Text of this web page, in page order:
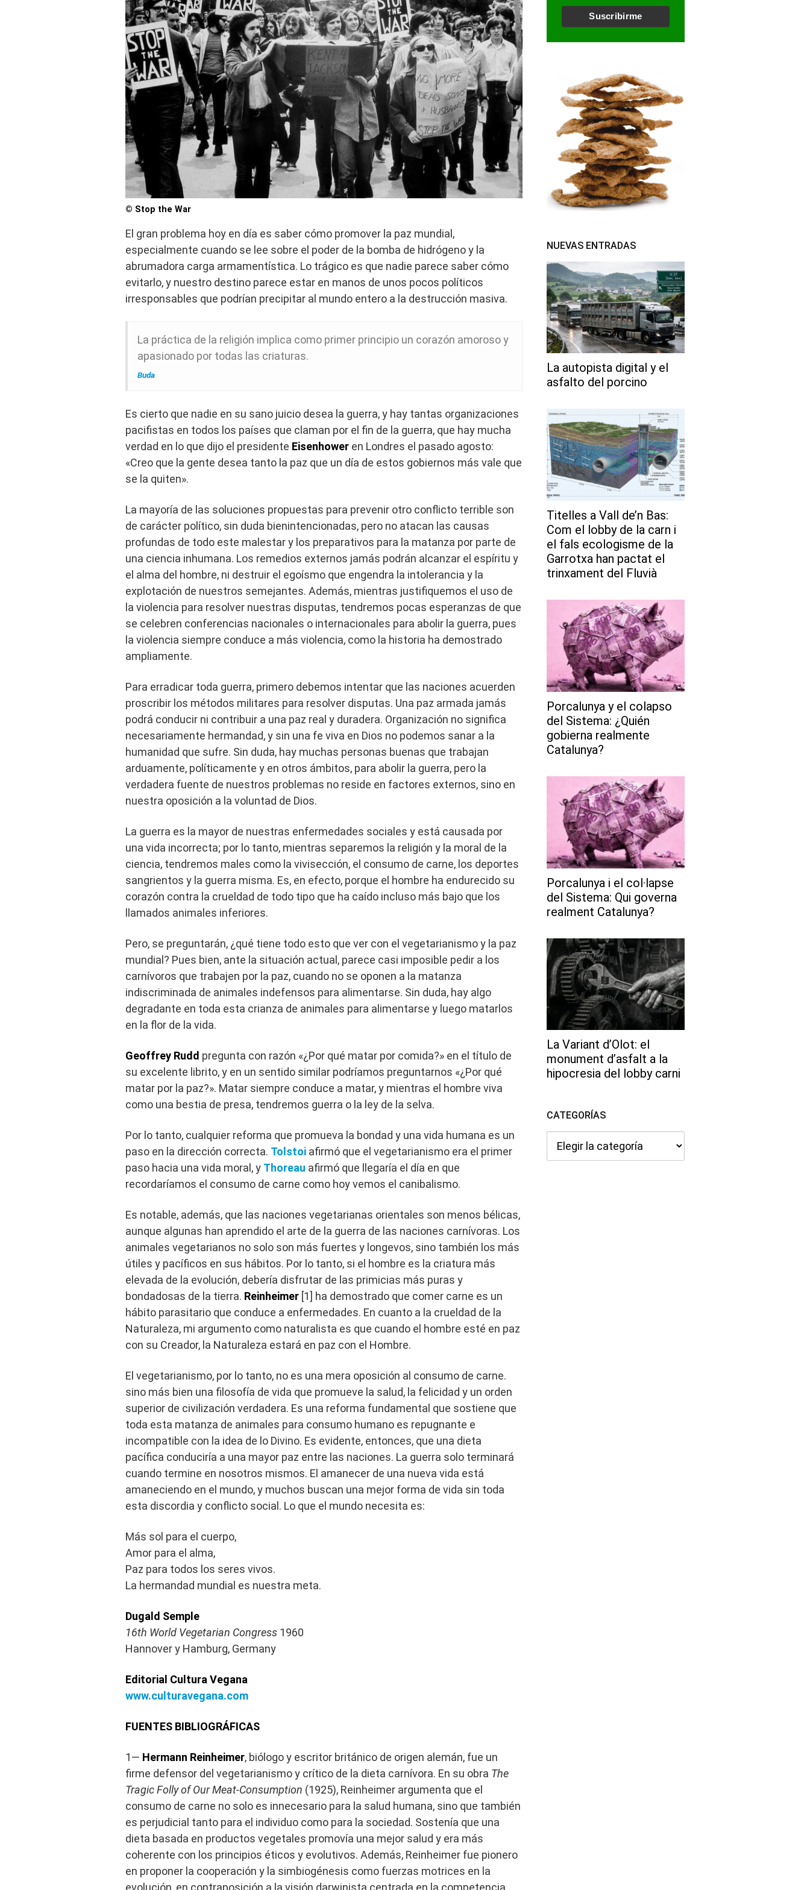
© Stop the War
El gran problema hoy en día es saber cómo promover la paz mundial,
especialmente cuando se lee sobre el poder de la bomba de hidrógeno y la
abrumadora carga armamentística. Lo trágico es que nadie parece saber cómo
evitarlo, y nuestro destino parece estar en manos de unos pocos políticos
irresponsables que podrían precipitar al mundo entero a la destrucción masiva.
La práctica de la religión implica como primer principio un corazón amoroso y
apasionado por todas las criaturas.
Buda
Es cierto que nadie en su sano juicio desea la guerra, y hay tantas organizaciones
pacifistas en todos los países que claman por el fin de la guerra, que hay mucha
verdad en lo que dijo el presidente Eisenhower en Londres el pasado agosto:
«Creo que la gente desea tanto la paz que un día de estos gobiernos más vale que
se la quiten».
La mayoría de las soluciones propuestas para prevenir otro conflicto terrible son
de carácter político, sin duda bienintencionadas, pero no atacan las causas
profundas de todo este malestar y los preparativos para la matanza por parte de
una ciencia inhumana. Los remedios externos jamás podrán alcanzar el espíritu y
el alma del hombre, ni destruir el egoísmo que engendra la intolerancia y la
explotación de nuestros semejantes. Además, mientras justifiquemos el uso de
la violencia para resolver nuestras disputas, tendremos pocas esperanzas de que
se celebren conferencias nacionales o internacionales para abolir la guerra, pues
la violencia siempre conduce a más violencia, como la historia ha demostrado
ampliamente.
Para erradicar toda guerra, primero debemos intentar que las naciones acuerden
proscribir los métodos militares para resolver disputas. Una paz armada jamás
podrá conducir ni contribuir a una paz real y duradera. Organización no significa
necesariamente hermandad, y sin una fe viva en Dios no podemos sanar a la
humanidad que sufre. Sin duda, hay muchas personas buenas que trabajan
arduamente, políticamente y en otros ámbitos, para abolir la guerra, pero la
verdadera fuente de nuestros problemas no reside en factores externos, sino en
nuestra oposición a la voluntad de Dios.
La guerra es la mayor de nuestras enfermedades sociales y está causada por
una vida incorrecta; por lo tanto, mientras separemos la religión y la moral de la
ciencia, tendremos males como la vivisección, el consumo de carne, los deportes
sangrientos y la guerra misma. Es, en efecto, porque el hombre ha endurecido su
corazón contra la crueldad de todo tipo que ha caído incluso más bajo que los
llamados animales inferiores.
Pero, se preguntarán, ¿qué tiene todo esto que ver con el vegetarianismo y la paz
mundial? Pues bien, ante la situación actual, parece casi imposible pedir a los
carnívoros que trabajen por la paz, cuando no se oponen a la matanza
indiscriminada de animales indefensos para alimentarse. Sin duda, hay algo
degradante en toda esta crianza de animales para alimentarse y luego matarlos
en la flor de la vida.
Geoffrey Rudd pregunta con razón «¿Por qué matar por comida?» en el título de
su excelente librito, y en un sentido similar podríamos preguntarnos «¿Por qué
matar por la paz?». Matar siempre conduce a matar, y mientras el hombre viva
como una bestia de presa, tendremos guerra o la ley de la selva.
Por lo tanto, cualquier reforma que promueva la bondad y una vida humana es un
paso en la dirección correcta. Tolstoi afirmó que el vegetarianismo era el primer
paso hacia una vida moral, y Thoreau afirmó que llegaría el día en que
recordaríamos el consumo de carne como hoy vemos el canibalismo.
Es notable, además, que las naciones vegetarianas orientales son menos bélicas,
aunque algunas han aprendido el arte de la guerra de las naciones carnívoras. Los
animales vegetarianos no solo son más fuertes y longevos, sino también los más
útiles y pacíficos en sus hábitos. Por lo tanto, si el hombre es la criatura más
elevada de la evolución, debería disfrutar de las primicias más puras y
bondadosas de la tierra. Reinheimer [1] ha demostrado que comer carne es un
hábito parasitario que conduce a enfermedades. En cuanto a la crueldad de la
Naturaleza, mi argumento como naturalista es que cuando el hombre esté en paz
con su Creador, la Naturaleza estará en paz con el Hombre.
El vegetarianismo, por lo tanto, no es una mera oposición al consumo de carne.
sino más bien una filosofía de vida que promueve la salud, la felicidad y un orden
superior de civilización verdadera. Es una reforma fundamental que sostiene que
toda esta matanza de animales para consumo humano es repugnante e
incompatible con la idea de lo Divino. Es evidente, entonces, que una dieta
pacífica conduciría a una mayor paz entre las naciones. La guerra solo terminará
cuando termine en nosotros mismos. El amanecer de una nueva vida está
amaneciendo en el mundo, y muchos buscan una mejor forma de vida sin toda
esta discordia y conflicto social. Lo que el mundo necesita es:
Más sol para el cuerpo,
Amor para el alma,
Paz para todos los seres vivos.
La hermandad mundial es nuestra meta.
Dugald Semple
16th World Vegetarian Congress 1960
Hannover y Hamburg, Germany
Editorial Cultura Vegana
www.culturavegana.com
FUENTES BIBLIOGRÁFICAS
1— Hermann Reinheimer, biólogo y escritor británico de origen alemán, fue un
firme defensor del vegetarianismo y crítico de la dieta carnívora. En su obra The
Tragic Folly of Our Meat-Consumption (1925), Reinheimer argumenta que el
consumo de carne no solo es innecesario para la salud humana, sino que también
es perjudicial tanto para el individuo como para la sociedad. Sostenía que una
dieta basada en productos vegetales promovía una mejor salud y era más
coherente con los principios éticos y evolutivos. ​Además, Reinheimer fue pionero
en proponer la cooperación y la simbiogénesis como fuerzas motrices en la
evolución, en contraposición a la visión darwinista centrada en la competencia.
Suscribirme
NUEVAS ENTRADAS
La autopista digital y el
asfalto del porcino
Titelles a Vall de’n Bas:
Com el lobby de la carn i
el fals ecologisme de la
Garrotxa han pactat el
trinxament del Fluvià
Porcalunya y el colapso
del Sistema: ¿Quién
gobierna realmente
Catalunya?
Porcalunya i el col·lapse
del Sistema: Qui governa
realment Catalunya?
La Variant d’Olot: el
monument d’asfalt a la
hipocresia del lobby carni
CATEGORÍAS